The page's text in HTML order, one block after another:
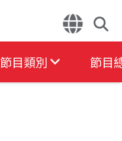
節目類別 節目